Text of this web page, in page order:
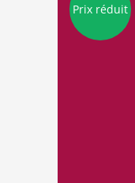
Prix réduit